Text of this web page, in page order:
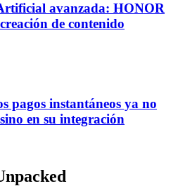
avanzada: HONOR
de contenido
pagos instantáneos ya no
en su integración